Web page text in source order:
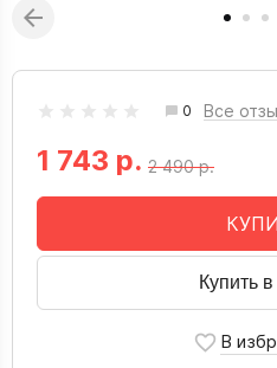
0 Все
2 490 р.
1 743 р.
Купить